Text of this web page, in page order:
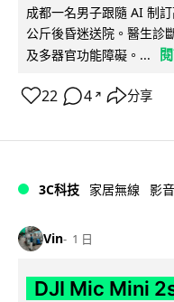
成都一名男子跟隨 AI 制
公斤後昏迷送院。醫生診
及多器官功能障礙。...
22 4 ↗ 分享
3C科技 家居無線 影
Vin 1 日
DJI Mic Mini